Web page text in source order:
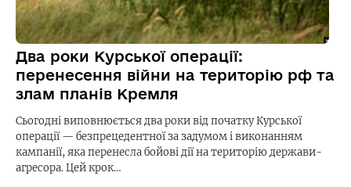
Два роки Курської операції:
перенесення війни на територію рф та
злам планів Кремля
Сьогодні виповнюється два роки від початку Курської
операції — безпрецедентної за задумом і виконанням
кампанії, яка перенесла бойові дії на територію держави-
агресора. Цей крок…